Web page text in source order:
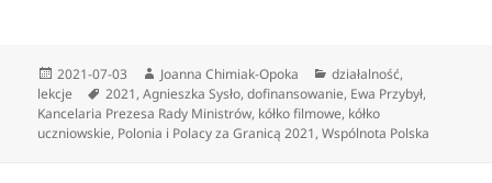
Data
publikacji
2021-07-03 Autor
Joanna Chimiak-Opoka Kategorie
działalność,
lekcje
Tagi
2021,Agnieszka Sysło,dofinansowanie, Ewa Przybył,
Kancelaria Prezesa Rady Ministrów, kółko filmowe, kółko
uczniowskie, Polonia i Polacy za Granicą 2021,Wspólnota Polska